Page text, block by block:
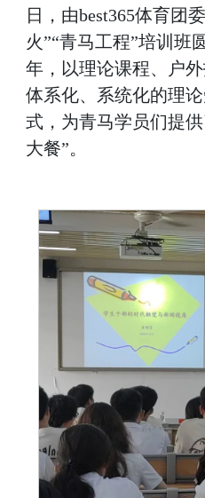
日，由best365体育团
火”“青马工程”培训班
年，以理论课程、户
体系化、系统化的理
式，为青马学员们提
大餐”。